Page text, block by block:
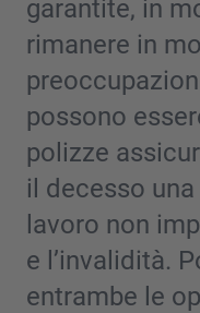
garantite, in
rimanere in
possono
polizze
il decesso
lavoro non
e l’invalidità.
entrambe le